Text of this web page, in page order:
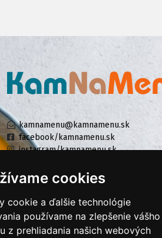
cookies
cookie a ďalšie technológie
používame na zlepšenie vášho
z prehliadania našich webových
kamnamenu@kamnamenu.sk
facebook/kamnamenu.sk
instagram/kamnamenu.sk
PRIHLÁSIŤ SA DO ZÁKAZNÍCKEJ ZÓNY